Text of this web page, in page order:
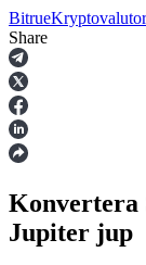
Terminer
Bitrue
Share
Konvertera
Jupiter jup